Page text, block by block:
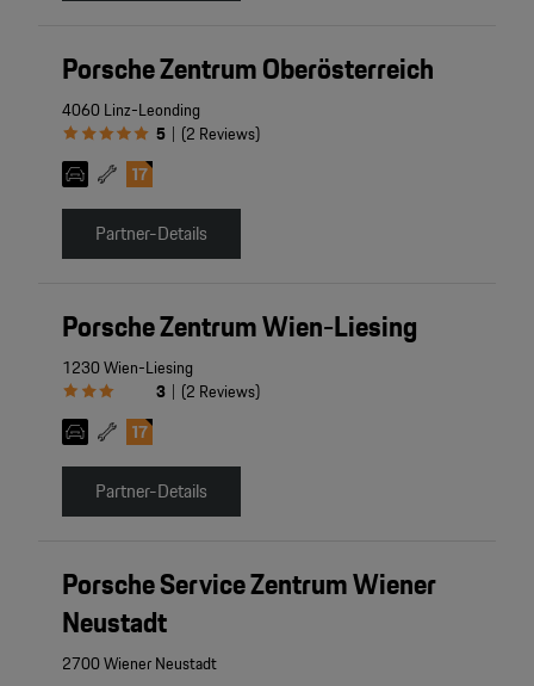
Porsche Zentrum Oberösterreich
4060 Linz-Leonding
5 | (2 Reviews)
Partner-Details
Porsche Zentrum Wien-Liesing
1230 Wien-Liesing
3 | (2 Reviews)
Partner-Details
Porsche Service Zentrum Wiener
Neustadt
2700 Wiener Neustadt